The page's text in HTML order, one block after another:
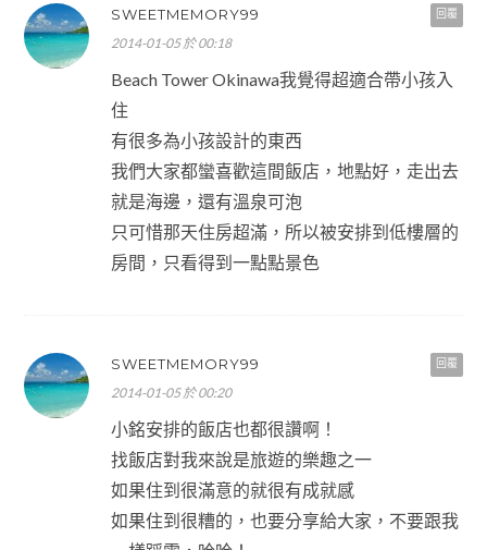
回覆
SWEETMEMORY99
2014-01-05 於 00:18
Beach Tower Okinawa我覺得超適合帶小孩入
住
有很多為小孩設計的東西
我們大家都蠻喜歡這間飯店，地點好，走出去
就是海邊，還有溫泉可泡
只可惜那天住房超滿，所以被安排到低樓層的
房間，只看得到一點點景色
回覆
SWEETMEMORY99
2014-01-05 於 00:20
小銘安排的飯店也都很讚啊！
找飯店對我來說是旅遊的樂趣之一
如果住到很滿意的就很有成就感
如果住到很糟的，也要分享給大家，不要跟我